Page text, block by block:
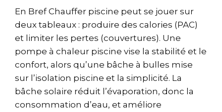
En Bref Chauffer piscine peut se jouer sur
deux tableaux : produire des calories (PAC)
et limiter les pertes (couvertures). Une
pompe à chaleur piscine vise la stabilité et le
confort, alors qu’une bâche à bulles mise
sur l’isolation piscine et la simplicité. La
bâche solaire réduit l’évaporation, donc la
consommation d’eau, et améliore